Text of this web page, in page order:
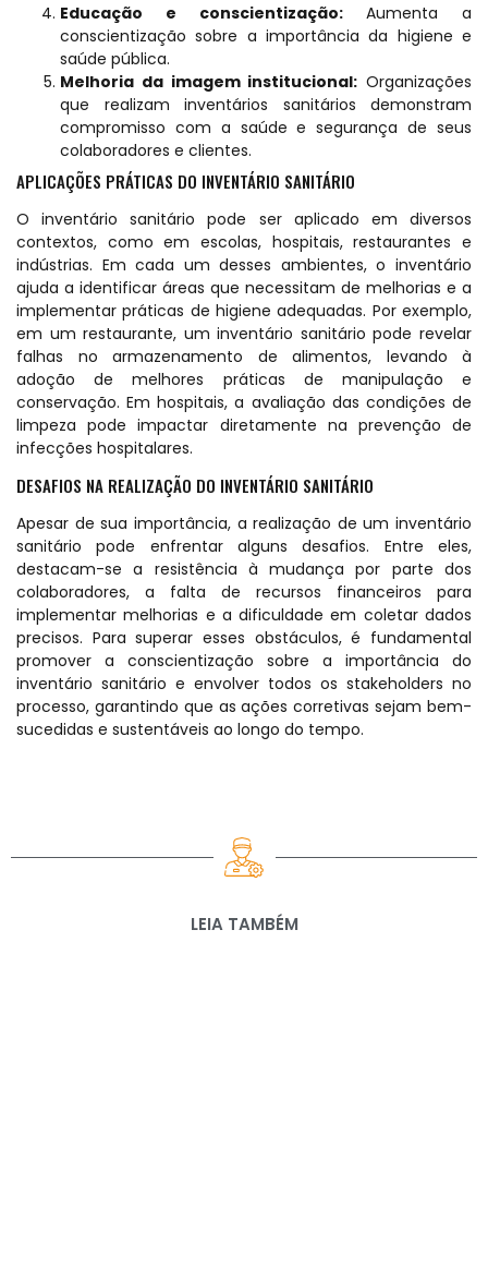
Educação e conscientização:Aumenta a
conscientização sobre a importância da higiene e
saúde pública.
Melhoria da imagem institucional: Organizações
que realizam inventários sanitários demonstram
compromisso com a saúde e segurança de seus
colaboradores e clientes.
APLICAÇÕES PRÁTICAS DO INVENTÁRIO SANITÁRIO
O inventário sanitário pode ser aplicado em diversos
contextos, como em escolas, hospitais, restaurantes e
indústrias. Em cada um desses ambientes, o inventário
ajuda a identificar áreas que necessitam de melhorias e a
implementar práticas de higiene adequadas. Por exemplo,
em um restaurante, um inventário sanitário pode revelar
falhas no armazenamento de alimentos, levando à
adoção de melhores práticas de manipulação e
conservação. Em hospitais, a avaliação das condições de
limpeza pode impactar diretamente na prevenção de
infecções hospitalares.
DESAFIOS NA REALIZAÇÃO DO INVENTÁRIO SANITÁRIO
Apesar de sua importância, a realização de um inventário
sanitário pode enfrentar alguns desafios. Entre eles,
destacam-se a resistência à mudança por parte dos
colaboradores, a falta de recursos financeiros para
implementar melhorias e a dificuldade em coletar dados
precisos. Para superar esses obstáculos, é fundamental
promover a conscientização sobre a importância do
inventário sanitário e envolver todos os stakeholders no
processo, garantindo que as ações corretivas sejam bem-
sucedidas e sustentáveis ao longo do tempo.
LEIA TAMBÉM